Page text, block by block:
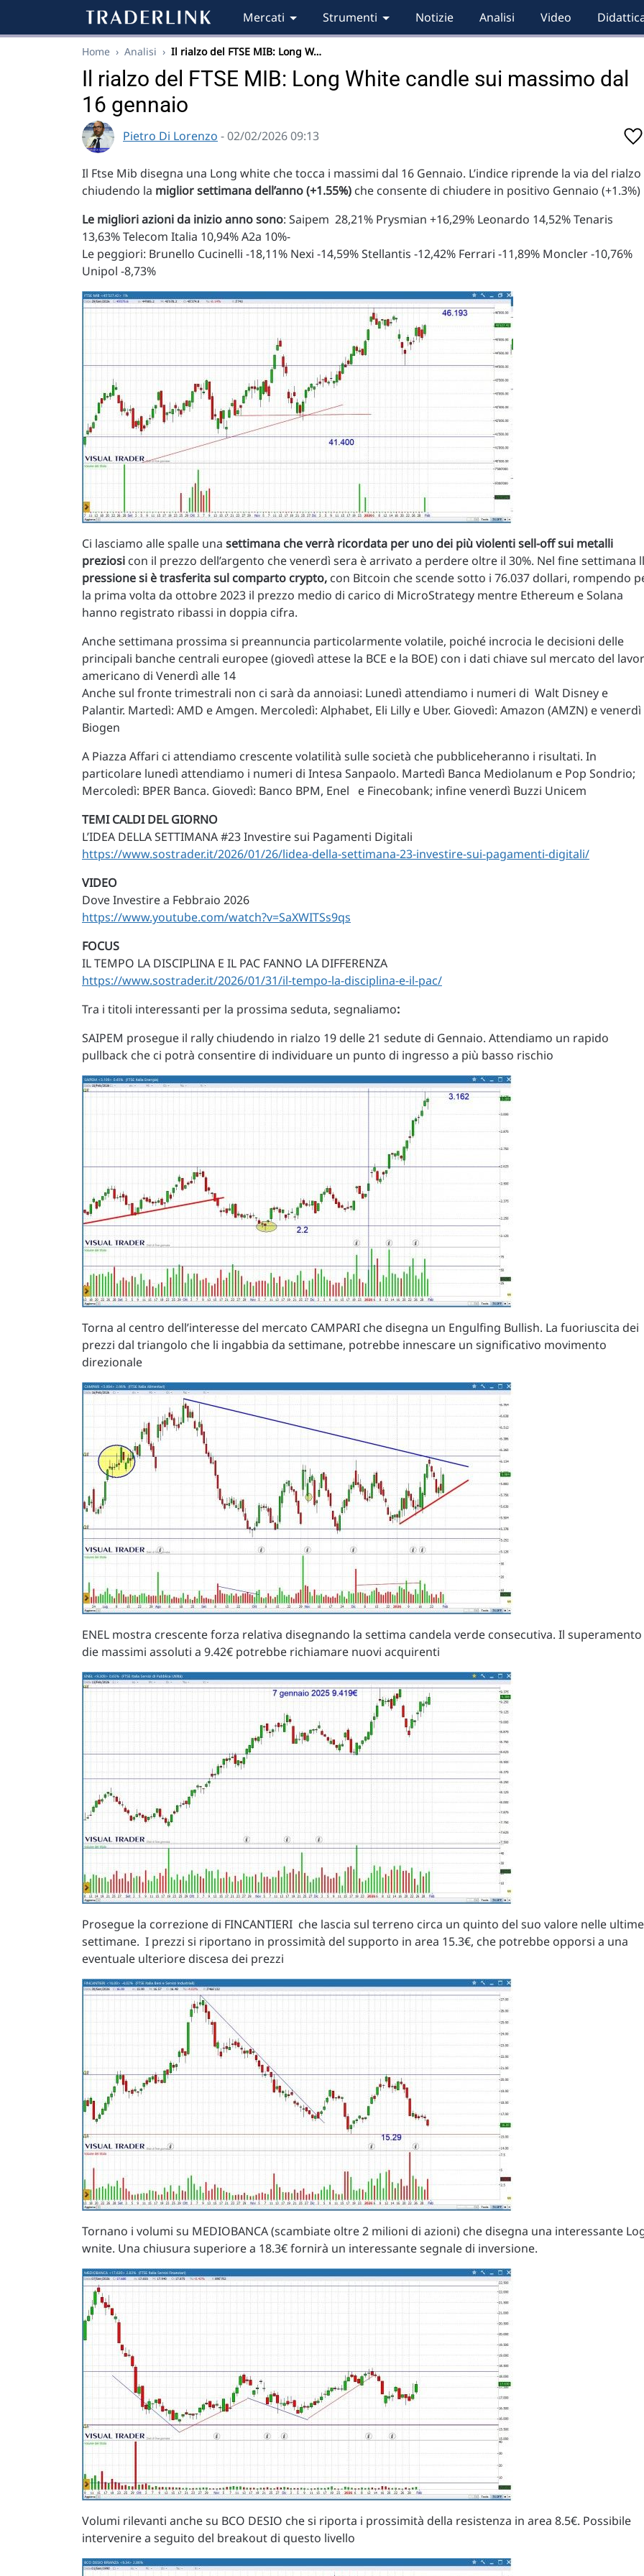
Mercati Strumenti Notizie Analisi Video
Home › Analisi › Il rialzo del FTSE MIB: Long W…
Il rialzo del FTSE MIB: Long White candle sui massimo dal
16 gennaio
Pietro Di Lorenzo - 02/02/2026 09:13
Il Ftse Mib disegna una Long white che tocca i massimi dal 16 Gennaio. L’indice riprende la via del rialzo
chiudendo la miglior settimana dell’anno (+1.55%) che consente di chiudere in positivo Gennaio (+1.3%)
Le migliori azioni da inizio anno sono: Saipem 28,21% Prysmian +16,29% Leonardo 14,52% Tenaris
13,63% Telecom Italia 10,94% A2a 10%-
Le peggiori: Brunello Cucinelli -18,11% Nexi -14,59% Stellantis -12,42% Ferrari -11,89% Moncler -10,76%
Unipol -8,73%
Ci lasciamo alle spalle una settimana che verrà ricordata per uno dei più violenti sell-off sui metalli
preziosi con il prezzo dell’argento che venerdì sera è arrivato a perdere oltre il 30%. Nel fine settimana
pressione si è trasferita sul comparto crypto, con Bitcoin che scende sotto i 76.037 dollari, rompendo
la prima volta da ottobre 2023 il prezzo medio di carico di MicroStrategy mentre Ethereum e Solana
hanno registrato ribassi in doppia cifra.
Anche settimana prossima si preannuncia particolarmente volatile, poiché incrocia le decisioni delle
principali banche centrali europee (giovedì attese la BCE e la BOE) con i dati chiave sul mercato del
americano di Venerdì alle 14
Anche sul fronte trimestrali non ci sarà da annoiasi: Lunedì attendiamo i numeri di Walt Disney e
Palantir. Martedì: AMD e Amgen. Mercoledì: Alphabet, Eli Lilly e Uber. Giovedì: Amazon (AMZN) e venerdì
Biogen
A Piazza Affari ci attendiamo crescente volatilità sulle società che pubbliceheranno i risultati. In
particolare lunedì attendiamo i numeri di Intesa Sanpaolo. Martedì Banca Mediolanum e Pop Sondrio;
Mercoledì: BPER Banca. Giovedì: Banco BPM, Enel e Finecobank; infine venerdì Buzzi Unicem
TEMI CALDI DEL GIORNO
L’IDEA DELLA SETTIMANA #23 Investire sui Pagamenti Digitali
https://www.sostrader.it/2026/01/26/lidea-della-settimana-23-investire-sui-pagamenti-digitali/
VIDEO
Dove Investire a Febbraio 2026
https://www.youtube.com/watch?v=SaXWITSs9qs
FOCUS
IL TEMPO LA DISCIPLINA E IL PAC FANNO LA DIFFERENZA
https://www.sostrader.it/2026/01/31/il-tempo-la-disciplina-e-il-pac/
Tra i titoli interessanti per la prossima seduta, segnaliamo:
SAIPEM prosegue il rally chiudendo in rialzo 19 delle 21 sedute di Gennaio. Attendiamo un rapido
pullback che ci potrà consentire di individuare un punto di ingresso a più basso rischio
Torna al centro dell’interesse del mercato CAMPARI che disegna un Engulfing Bullish. La fuoriuscita dei
prezzi dal triangolo che li ingabbia da settimane, potrebbe innescare un significativo movimento
direzionale
ENEL mostra crescente forza relativa disegnando la settima candela verde consecutiva. Il superamento
die massimi assoluti a 9.42€ potrebbe richiamare nuovi acquirenti
Prosegue la correzione di FINCANTIERI che lascia sul terreno circa un quinto del suo valore nelle
settimane. I prezzi si riportano in prossimità del supporto in area 15.3€, che potrebbe opporsi a una
eventuale ulteriore discesa dei prezzi
Tornano i volumi su MEDIOBANCA (scambiate oltre 2 milioni di azioni) che disegna una interessante
wnite. Una chiusura superiore a 18.3€ fornirà un interessante segnale di inversione.
Volumi rilevanti anche su BCO DESIO che si riporta i prossimità della resistenza in area 8.5€. Possibile
intervenire a seguito del breakout di questo livello